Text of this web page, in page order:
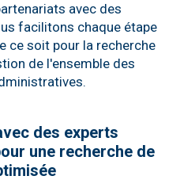
avec des
facilitons chaque étape
ce soit pour la recherche
de l'ensemble des
des experts
une recherche de